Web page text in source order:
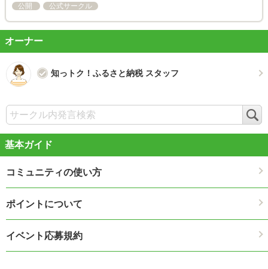
公開 公式サークル
オーナー
知っトク！ふるさと納税 スタッフ
基本ガイド
コミュニティの使い方
ポイントについて
イベント応募規約